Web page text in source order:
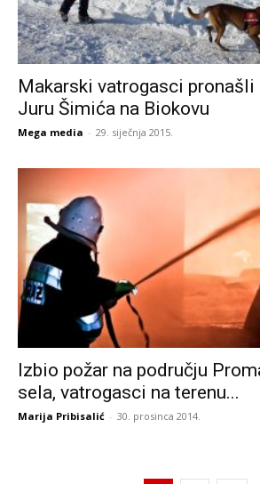
Makarski vatrogasci
Juru Šimića na Biokovu
Mega media - 29. siječnja 2015.
Izbio požar na području
sela, vatrogasci na terenu...
Marija Pribisalić - 30. prosinca 2014.